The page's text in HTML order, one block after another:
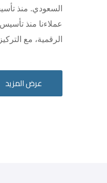
السعودي. منذ تأسيسها قبل
عملاءنا منذ
الرقمية، مع
عرض المزيد